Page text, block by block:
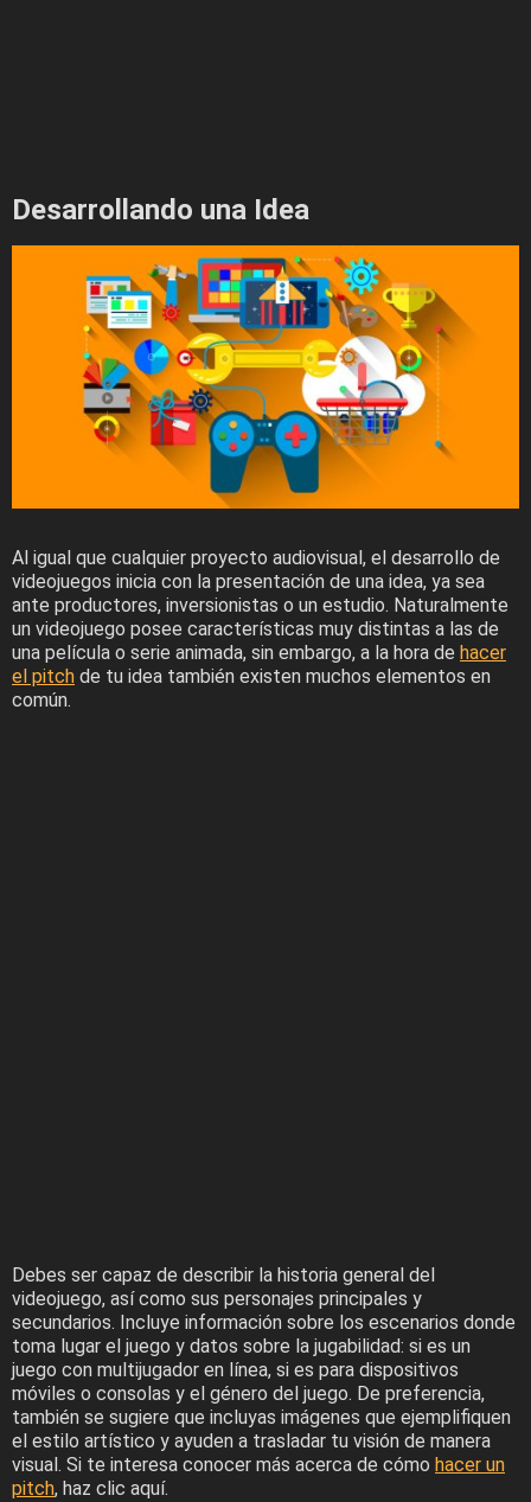
Desarrollando una Idea
Al igual que cualquier proyecto audiovisual, el desarrollo de
videojuegos inicia con la presentación de una idea, ya sea
ante productores, inversionistas o un estudio. Naturalmente
un videojuego posee características muy distintas a las de
una película o serie animada, sin embargo, a la hora de hacer
el pitch de tu idea también existen muchos elementos en
común.
Debes ser capaz de describir la historia general del
videojuego, así como sus personajes principales y
secundarios. Incluye información sobre los escenarios donde
toma lugar el juego y datos sobre la jugabilidad: si es un
juego con multijugador en línea, si es para dispositivos
móviles o consolas y el género del juego. De preferencia,
también se sugiere que incluyas imágenes que ejemplifiquen
el estilo artístico y ayuden a trasladar tu visión de manera
visual. Si te interesa conocer más acerca de cómo hacer un
pitch, haz clic aquí.